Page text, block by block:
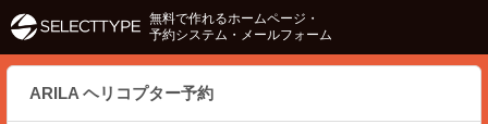
ARILA ヘリコプター予約
無料で作れるホームページ・
予約システム・メールフォーム